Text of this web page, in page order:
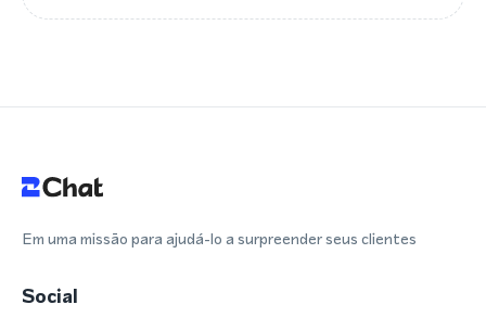
Em uma missão para ajudá-lo a surpreender seus clientes
Social